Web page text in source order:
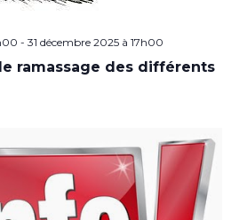
- 31 décembre 2025 à 17h00
ramassage des différents